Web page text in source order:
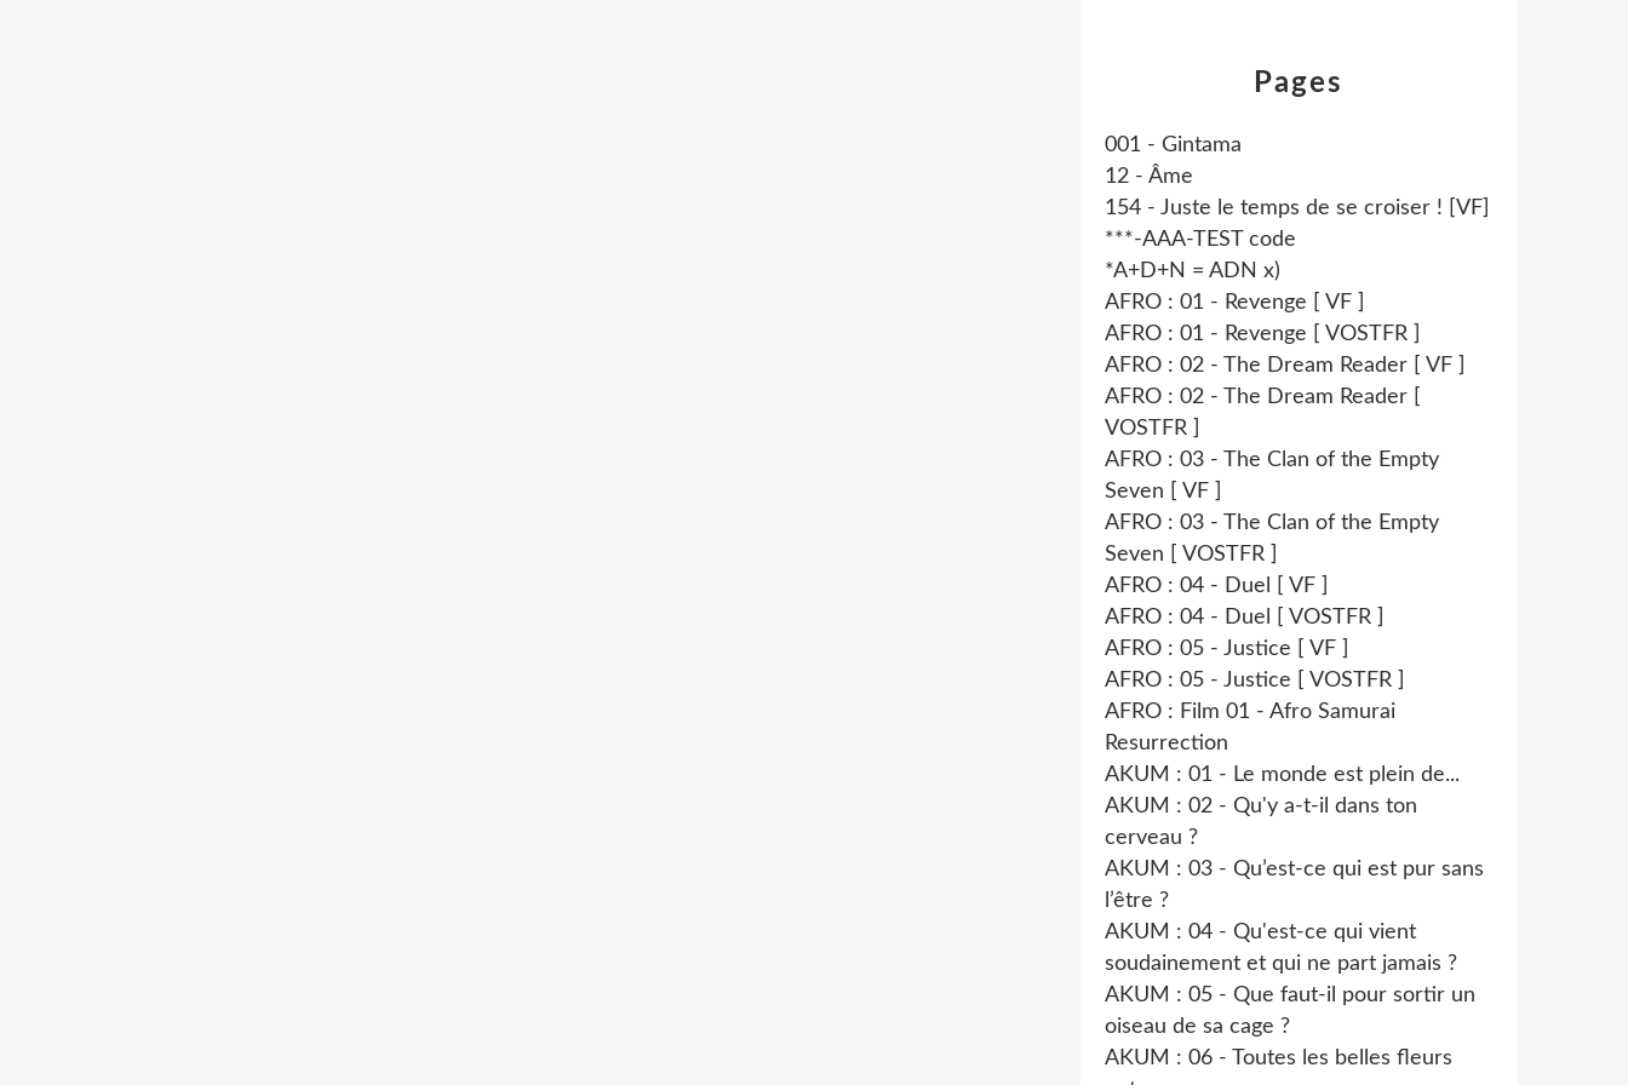
Pages
001 - Gintama
12 - Âme
154 - Juste le temps de se croiser ! [VF]
***-AAA-TEST code
*A+D+N = ADN x)
AFRO : 01 - Revenge [ VF ]
AFRO : 01 - Revenge [ VOSTFR ]
AFRO : 02 - The Dream Reader [ VF ]
AFRO : 02 - The Dream Reader [
VOSTFR ]
AFRO : 03 - The Clan of the Empty
Seven [ VF ]
AFRO : 03 - The Clan of the Empty
Seven [ VOSTFR ]
AFRO : 04 - Duel [ VF ]
AFRO : 04 - Duel [ VOSTFR ]
AFRO : 05 - Justice [ VF ]
AFRO : 05 - Justice [ VOSTFR ]
AFRO : Film 01 - Afro Samurai
Resurrection
AKUM : 01 - Le monde est plein de...
AKUM : 02 - Qu'y a-t-il dans ton
cerveau ?
AKUM : 03 - Qu’est-ce qui est pur sans
l’être ?
AKUM : 04 - Qu'est-ce qui vient
soudainement et qui ne part jamais ?
AKUM : 05 - Que faut-il pour sortir un
oiseau de sa cage ?
AKUM : 06 - Toutes les belles fleurs